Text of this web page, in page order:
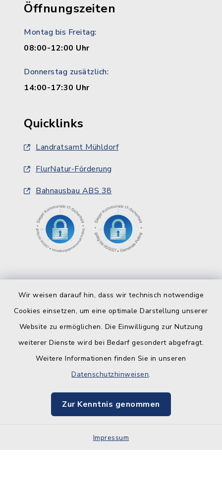
Wir weisen darauf hin, dass wir technisch notwendige
Cookies einsetzen, um eine optimale Darstellung unserer
Website zu ermöglichen. Die Einwilligung zur Nutzung
weiterer Dienste wird bei Bedarf gesondert abgefragt.
Weitere Informationen finden Sie in unseren
Datenschutzhinweisen.
Zur Kenntnis genommen
Impressum
Öffnungszeiten
Montag bis Freitag:
08:00-12:00 Uhr
Donnerstag zusätzlich:
14:00-17:30 Uhr
Quicklinks
Landratsamt Mühldorf
FlurNatur-Förderung
Bahnausbau ABS 38
Barrierefreiheit
Impressum
Sitemap